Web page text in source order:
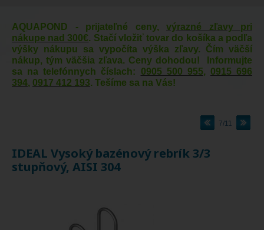
AQUAPOND - prijateľné ceny, výrazné zľavy pri
nákupe nad 300€. Stačí vložiť tovar do košíka a podľa
výšky nákupu sa vypočíta výška zľavy. Čím väčší
nákup, tým väčšia zľava. Ceny dohodou! Informujte
sa na telefónnych číslach: 0905 500 955, 0915 696
394, 0917 412 193. Tešíme sa na Vás!
7/11
IDEAL Vysoký bazénový rebrík 3/3
stupňový, AISI 304